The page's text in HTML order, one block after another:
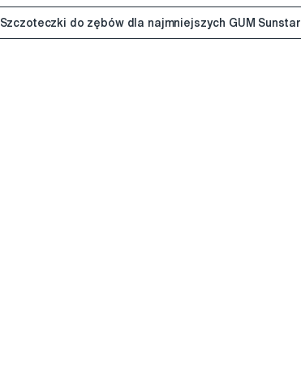
Szczoteczki do zębów dla najmniejszych GUM Sunstar